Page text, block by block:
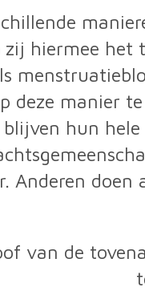
hiermee het
deze manier
hun
Anderen
van de